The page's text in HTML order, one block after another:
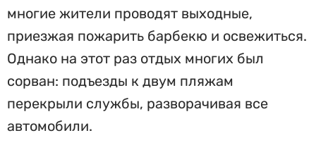
многие жители проводят выходные,
приезжая пожарить барбекю и освежиться.
Однако на этот раз отдых многих был
сорван: подъезды к двум пляжам
перекрыли службы, разворачивая все
автомобили.